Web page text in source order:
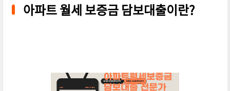
아파트 월세 보증금 담보대출이란?